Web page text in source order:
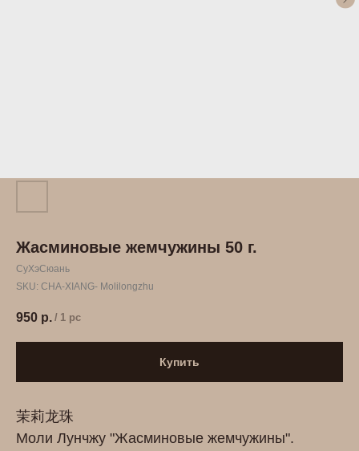
Жасминовые жемчужины 50 г.
СуХэСюань
SKU: CHA-XIANG- Molilongzhu
950 р. / 1 pc
Купить
茉莉龙珠
Моли Лунчжу "Жасминовые жемчужины".